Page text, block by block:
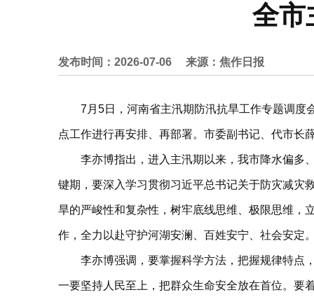
全市
发布时间：2026-07-06 来源：焦作日报
7月5日，河南省主汛期防汛抗旱工作专题调度
点工作进行再安排、再部署。市委副书记、代市长
李亦博指出，进入主汛期以来，我市降水偏多
键期，要深入学习贯彻习近平总书记关于防灾减灾
旱的严峻性和复杂性，树牢底线思维、极限思维，
作，全力以赴守护河湖安澜、百姓安宁、社会安定
李亦博强调，要掌握科学方法，把握规律特点
一要坚持人民至上，把群众生命安全放在首位。要